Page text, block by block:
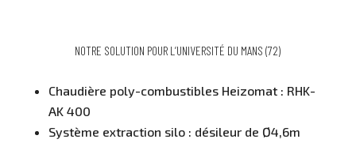
NOTRE SOLUTION POUR L’UNIVERSITÉ DU MANS (72)
Chaudière poly-combustibles Heizomat : RHK-
AK 400
Système extraction silo : désileur de Ø4,6m